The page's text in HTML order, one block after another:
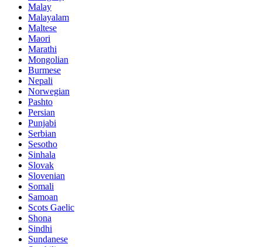
Malay
Malayalam
Maltese
Maori
Marathi
Mongolian
Burmese
Nepali
Norwegian
Pashto
Persian
Punjabi
Serbian
Sesotho
Sinhala
Slovak
Slovenian
Somali
Samoan
Scots Gaelic
Shona
Sindhi
Sundanese